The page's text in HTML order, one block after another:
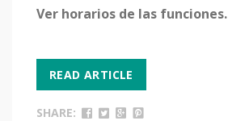
Ver horarios de las funciones.
READ ARTICLE
SHARE: